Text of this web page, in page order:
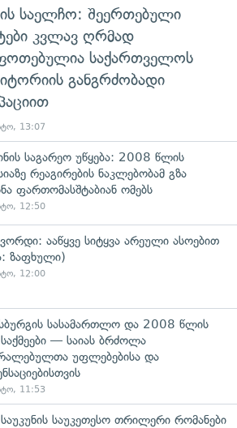
საელჩო: შეერთებული
კვლავ ღრმად
საქართველოს
განგრძობადი
13:07
საგარეო უწყება: 2008 წლის
რეაგირების ნაკლებობამ გზა
ფართომასშტაბიან ომებს
12:50
ააწყვე სიტყვა არეული ასოებით
ზაფხული)
12:00
სასამართლო და 2008 წლის
— საიას ბრძოლა
უფლებებისა და
11:53
საუკეთესო თრილერი რომანები